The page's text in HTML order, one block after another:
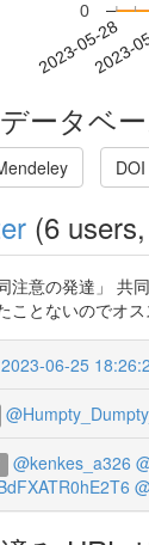
2023-05-28
2023-
0
ータベ
(6
同注意の発達」
ことないのでオ
2023-06-25
@kenkes_a326